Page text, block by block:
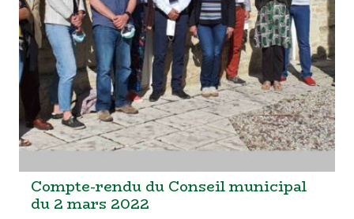
Compte-rendu du Conseil municipal
du 2 mars 2022